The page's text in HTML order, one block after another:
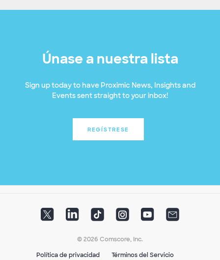
Únase a nuestra lista
Sign up today to have Proximic News, Insights and
Events sent straight to your inbox!
REGÍSTRESE
© 2026 Comscore, Inc.
Política de privacidad
Términos del Servicio